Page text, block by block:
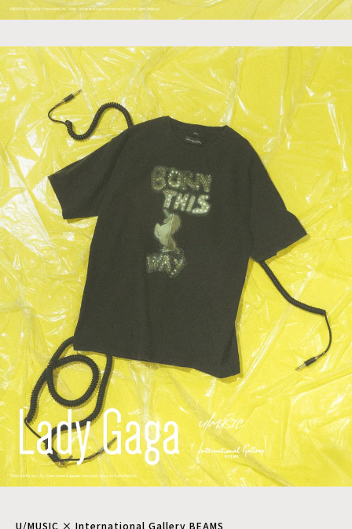
U/MUSIC × International Gallery BEAMS